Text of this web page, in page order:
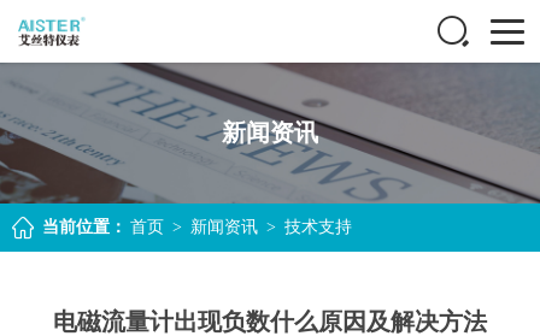
新闻资讯
当前位置： 首页 > 新闻资讯 > 技术支持
电磁流量计出现负数什么原因及解决方法